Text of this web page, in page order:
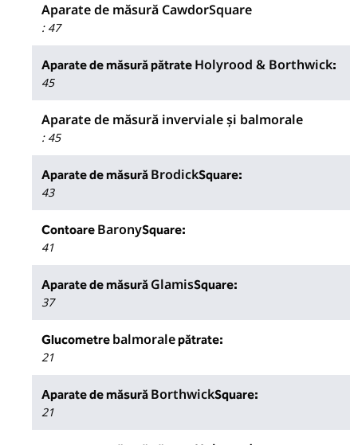
Aparate de măsură CawdorSquare
: 47
Aparate de măsură pătrate Holyrood & Borthwick:
45
Aparate de măsură inverviale și balmorale
: 45
Aparate de măsură BrodickSquare:
43
Contoare BaronySquare:
41
Aparate de măsură GlamisSquare:
37
Glucometre balmoralepătrate:
21
Aparate de măsură BorthwickSquare:
21